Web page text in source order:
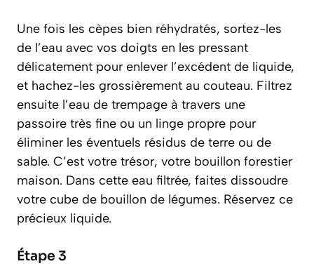
Une fois les cèpes bien réhydratés, sortez-les
de l’eau avec vos doigts en les pressant
délicatement pour enlever l’excédent de liquide,
et hachez-les grossièrement au couteau. Filtrez
ensuite l’eau de trempage à travers une
passoire très fine ou un linge propre pour
éliminer les éventuels résidus de terre ou de
sable. C’est votre trésor, votre bouillon forestier
maison. Dans cette eau filtrée, faites dissoudre
votre cube de bouillon de légumes. Réservez ce
précieux liquide.
Étape 3